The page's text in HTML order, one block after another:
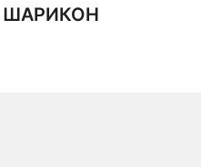
ШАРИКОН